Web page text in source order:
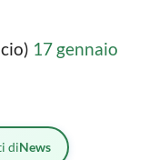
17 gennaio
diNews